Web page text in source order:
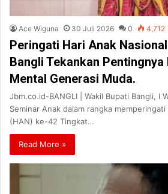
Ace Wiguna 30 Juli 2026 0 4,712
Peringati Hari Anak
Bangli Tekankan Pentingnya
Mental Generasi Muda.
​Jbm.co.id-BANGLI | Wakil Bupati Bangli, I
Seminar Anak dalam rangka
(HAN) ke-42 Tingkat…
Read More »